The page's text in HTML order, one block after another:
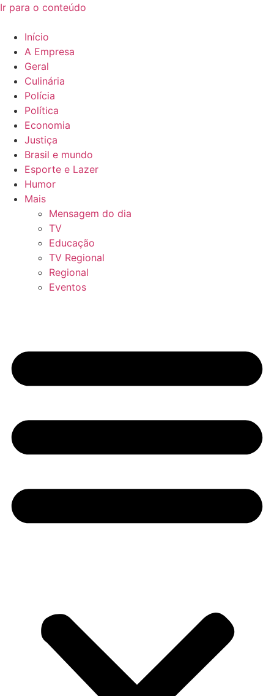
Ir para o conteúdo
Início
A Empresa
Geral
Culinária
Polícia
Política
Economia
Justiça
Brasil e mundo
Esporte e Lazer
Humor
Mais
Mensagem do dia
TV
Educação
TV Regional
Regional
Eventos